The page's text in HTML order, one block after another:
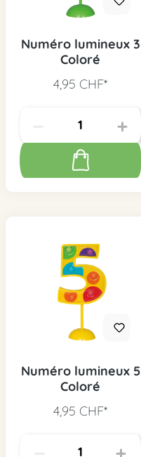
Numéro lumineux 3
Coloré
4,95 CHF*
Numéro lumineux 5
Coloré
4,95 CHF*